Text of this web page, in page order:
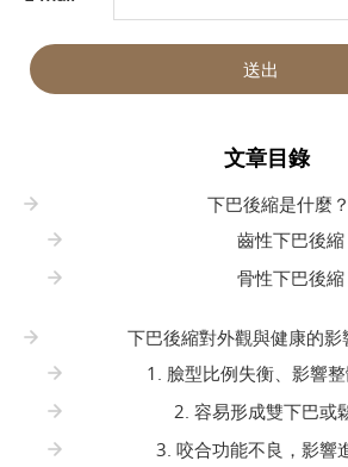
送出
文章目錄
下巴後縮是什麼？
齒性下巴後縮
骨性下巴後縮
下巴後縮對外觀與健康的影
1. 臉型比例失衡、影響
2. 容易形成雙下巴或
3. 咬合功能不良，影響